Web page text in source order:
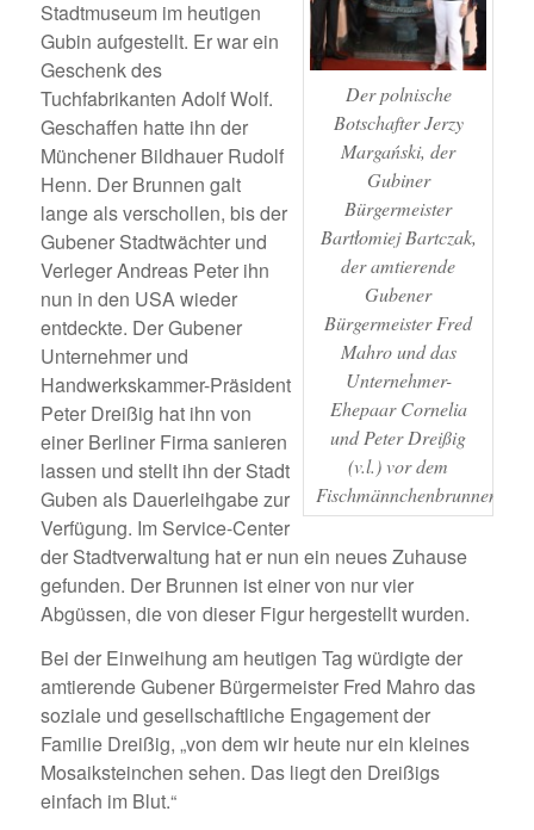
Der polnische
Botschafter Jerzy
Margański, der
Gubiner
Bürgermeister
Bartłomiej Bartczak,
der amtierende
Gubener
Bürgermeister Fred
Mahro und das
Unternehmer-
Ehepaar Cornelia
und Peter Dreißig
(v.l.) vor dem
Fischmännchenbrunnen.
Stadtmuseum im heutigen
Gubin aufgestellt. Er war ein
Geschenk des
Tuchfabrikanten Adolf Wolf.
Geschaffen hatte ihn der
Münchener Bildhauer Rudolf
Henn. Der Brunnen galt
lange als verschollen, bis der
Gubener Stadtwächter und
Verleger Andreas Peter ihn
nun in den USA wieder
entdeckte. Der Gubener
Unternehmer und
Handwerkskammer-Präsident
Peter Dreißig hat ihn von
einer Berliner Firma sanieren
lassen und stellt ihn der Stadt
Guben als Dauerleihgabe zur
Verfügung. Im Service-Center
der Stadtverwaltung hat er nun ein neues Zuhause
gefunden. Der Brunnen ist einer von nur vier
Abgüssen, die von dieser Figur hergestellt wurden.
Bei der Einweihung am heutigen Tag würdigte der
amtierende Gubener Bürgermeister Fred Mahro das
soziale und gesellschaftliche Engagement der
Familie Dreißig, „von dem wir heute nur ein kleines
Mosaiksteinchen sehen. Das liegt den Dreißigs
einfach im Blut.“